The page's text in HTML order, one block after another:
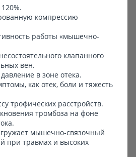
компрессию
работы «мышечно-
клапанного
вен.
в зоне отека.
как отек, боли и тяжесть
трофических расстройств.
тромбоза на фоне
мышечно-связочный
при травмах и высоких